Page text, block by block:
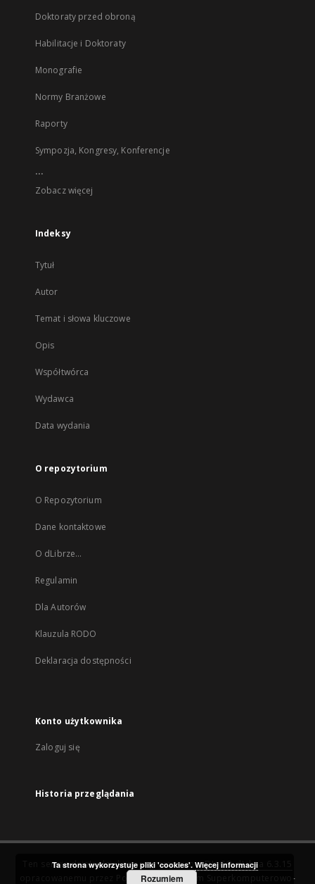
Doktoraty przed obroną
Habilitacje i Doktoraty
Monografie
Normy Branżowe
Raporty
Sympozja, Kongresy, Konferencje
...
Zobacz więcej
Indeksy
Tytuł
Autor
Temat i słowa kluczowe
Opis
Współtwórca
Wydawca
Data wydania
O repozytorium
O Repozytorium
Dane kontaktowe
O dLibrze...
Regulamin
Dla Autorów
Klauzula RODO
Deklaracja dostępności
Konto użytkownika
Zaloguj się
Historia przeglądania
Ten serwis działa dzięki oprogramowaniuDInGO dLibra 6.3.15
Poznańskie Centrum Superkomputerowo-
Ta strona wykorzystuje pliki 'cookies'. Więcej informacji
Rozumiem